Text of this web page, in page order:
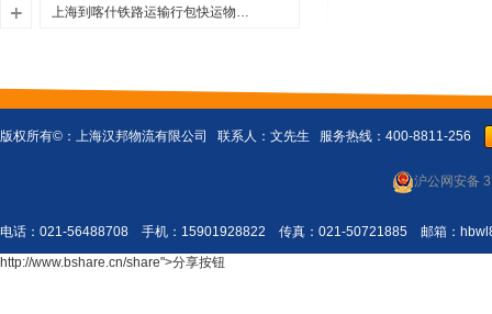
优质上海到新疆喀什中铁快运物流，上
详情>>
上海到喀什铁路运输行包快运物流公司（微观、社会、企业、国际、区域物流）
喀什直达专线物流，24小时服务热线
详情>>
版权所有©： 上海汉邦物流有限公司 联系人：文先生 服务热线：400-8811-256
沪公网安备
电话：021-56488708 手机：15901928822 传真：021-50721885 邮箱：
http://www.bshare.cn/share">分享按钮